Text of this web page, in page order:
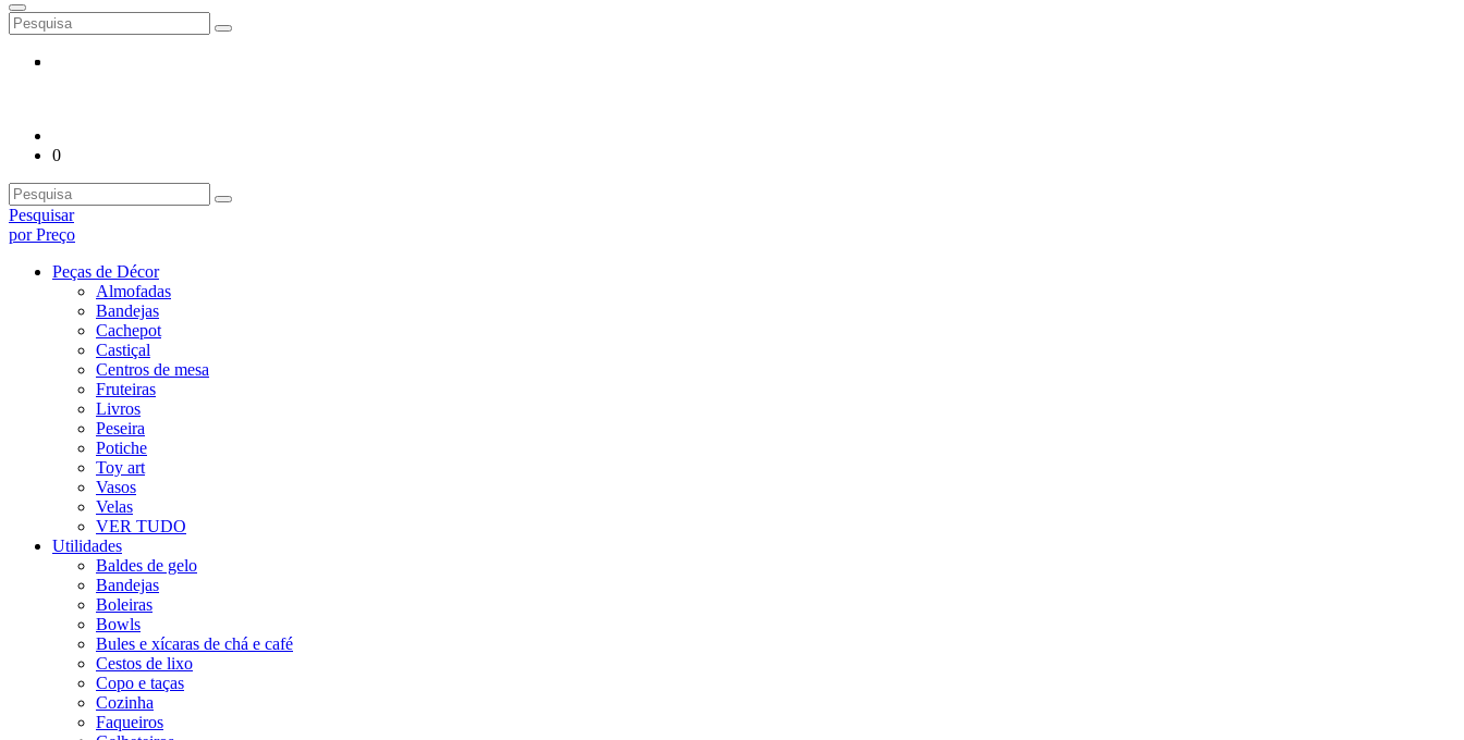
0
Pesquisar
por Preço
Peças de Décor
Almofadas
Bandejas
Cachepot
Castiçal
Centros de mesa
Fruteiras
Livros
Peseira
Potiche
Toy art
Vasos
Velas
VER TUDO
Utilidades
Baldes de gelo
Bandejas
Boleiras
Bowls
Bules e xícaras de chá e café
Cestos de lixo
Copo e taças
Cozinha
Faqueiros